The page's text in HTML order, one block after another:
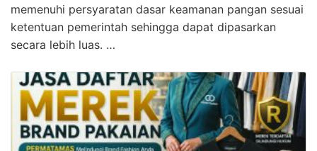
memenuhi persyaratan dasar keamanan pangan sesuai
ketentuan pemerintah sehingga dapat dipasarkan
secara lebih luas. …